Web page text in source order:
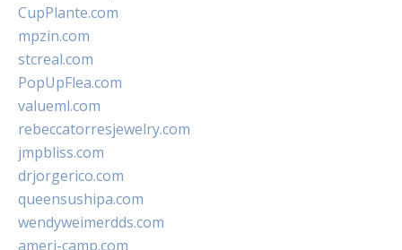
CupPlante.com
mpzin.com
stcreal.com
PopUpFlea.com
valueml.com
rebeccatorresjewelry.com
jmpbliss.com
drjorgerico.com
queensushipa.com
wendyweimerdds.com
ameri-camp.com